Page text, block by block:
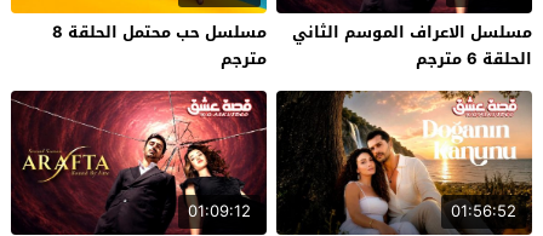
مسلسل الاعراف الموسم الثاني
الحلقة 6 مترجم
مسلسل حب محتمل الحلقة 8
مترجم
01:56:52
01:09:12